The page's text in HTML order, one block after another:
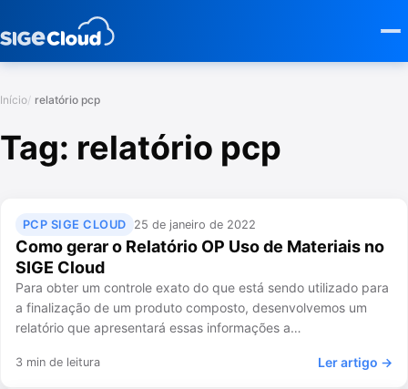
Início relatório pcp
Tag: relatório pcp
PCP SIGE CLOUD 25 de janeiro de 2022
Como gerar o Relatório OP Uso de Materiais no
SIGE Cloud
Para obter um controle exato do que está sendo utilizado para
a finalização de um produto composto, desenvolvemos um
relatório que apresentará essas informações a…
3 min de leitura Ler artigo →